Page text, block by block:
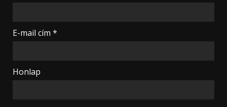
E-mail cím *
Honlap